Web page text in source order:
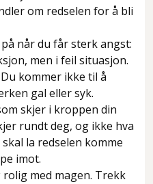
om redselen for å bli
når du får sterk angst:
men i feil situasjon.
kommer ikke til å
gal eller syk.
skjer i kroppen din
rundt deg, og ikke hva
la redselen komme
imot.
rolig med magen. Trekk